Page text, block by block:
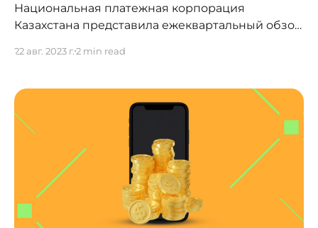
Национальная платежная корпорация
Казахстана представила ежеквартальный обзор
текущий момент между банками и финтехом в
Таким мнением поделился эксперт в рамках
ежеквартального обзора глобальных финтех-
трендов, анализ платежного рынка Казахстана и
других финансовых технологий. " Проблема
финтеха в том, что де- факто
22 авг. 2023 г.2 min read